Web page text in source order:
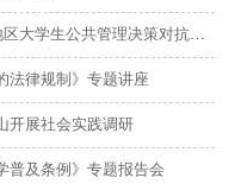
决策对抗大赛特等奖及最佳对抗决策奖
法律规制》专题讲座
开展社会实践调研
普及条例》专题报告会